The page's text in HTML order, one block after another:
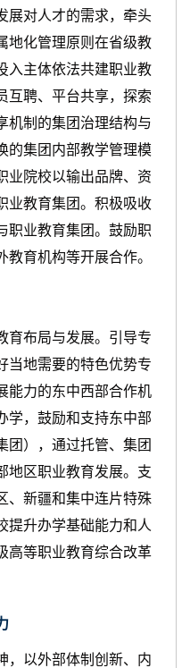
展对人才的需求，牵头
地化管理原则在省级教
入主体依法共建职业教
互聘、平台共享，探索
机制的集团治理结构与
的集团内部教学管理模
业院校以输出品牌、资
业教育集团。积极吸收
职业教育集团。鼓励职
育机构等开展合作。
育布局与发展。引导专
当地需要的特色优势专
能力的东中西部合作机
学，鼓励和支持东中部
团），通过托管、集团
地区职业教育发展。支
、新疆和集中连片特殊
提升办学基础能力和人
高等职业教育综合改革
，以外部体制创新、内